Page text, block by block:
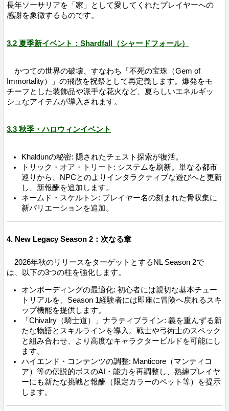
長年ソーサリアを「家」として愛してくれたプレイヤーへの
感謝を象徴するものです。
3.2 夏季新イベント：Shardfall（シャードフォール）
かつての世界の破壊、すなわち「不死の宝珠（Gem of
Immortality）」の飛散を祝祭として再定義します。爆発をモ
チーフとした装飾品や派手な花火など、夏らしいエネルギッ
シュなアイテムが導入されます。
3.3 秋季・ハロウィンイベント
Khaldunの秘密: 隠されたチェスト探索が復活。
トリック・オア・トリート: システムを刷新。単なる都市
巡りから、NPCとのよりインタラクティブな遊びへと更新
し、新報酬を追加します。
ネームド・スケルトン: プレイヤー名の刻まれた骨収集に
新バリエーションを追加。
4. New Legacy Season 2：次なる章
2026年秋のリリースをターゲットとするNL Season 2で
は、以下の3つの柱を強化します。
オンボーディングの最適化: 初心者には親切な基本チュー
トリアルを、Season 1経験者には即座に冒険へ戻れるスキ
ップ機能を提供します。
「Chivalry（騎士道）」ナラティブライン: 義を重んずる新
たな物語とスキルラインを導入。戦士や弓術士のスペック
と組み合わせ、より高度なキャラクタービルドを可能にし
ます。
ハイエンド・コンテンツの調整: Manticore（マンティコ
ア）等の伝説的ボスのAI・能力を再調整し、熟練プレイヤ
ーにも新たな挑戦と報酬（限定カラーのペット等）を提示
します。